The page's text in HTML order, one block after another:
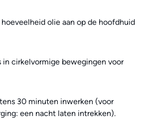
olie aan op de hoofdhuid
in cirkelvormige bewegingen voor
30 minuten inwerken (voor
een nacht laten intrekken).